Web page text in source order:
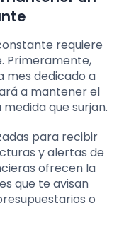
requiere
Primeramente,
mes dedicado a
a mantener el
que surjan.
para recibir
y alertas de
ofrecen la
que te avisan
o